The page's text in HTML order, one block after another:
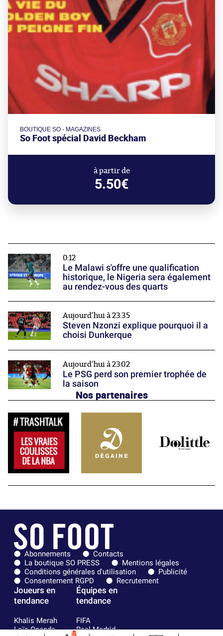
BOUTIQUE SO - MAGAZINES
So Foot spécial David Beckham
à partir de
5.50€
0:12
Le Malawi s'offre une qualification
historique, le Nigeria sera également
au rendez-vous des quarts
Aujourd'hui à 23:35
Steven Nzonzi explique pourquoi il a
choisi Dunkerque
Aujourd'hui à 23:02
Le PSG perd son premier trophée de
la saison
Nos partenaires
Abonnements
Contacts
La boutique SO PRESS
Mentions légales
Conditions générales d'utilisation
Publicité
Consentement RGPD
Recrutement
Joueurs en
tendance
Khalis Merah
Loïs Openda
Équipes en
tendance
FIFA
Real Madrid
10